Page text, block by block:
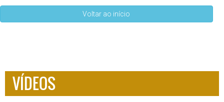
Voltar ao início
VÍDEOS